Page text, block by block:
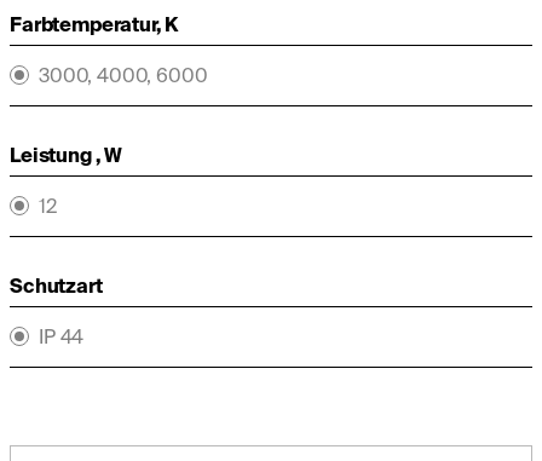
Farbtemperatur, K
3000, 4000, 6000
Leistung , W
12
Schutzart
IP 44